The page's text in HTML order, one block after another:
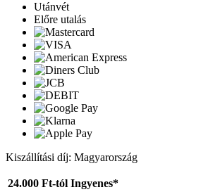
Utánvét
Előre utalás
Kiszállítási díj: Magyarország
24.000 Ft-tól Ingyenes*